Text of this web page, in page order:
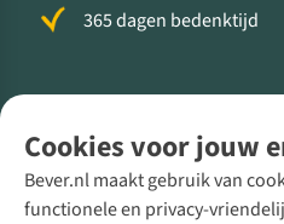
Cookies voor jouw
Bever.nl maakt gebruik van
functionele en privacy-
365 dagen bedenktijd